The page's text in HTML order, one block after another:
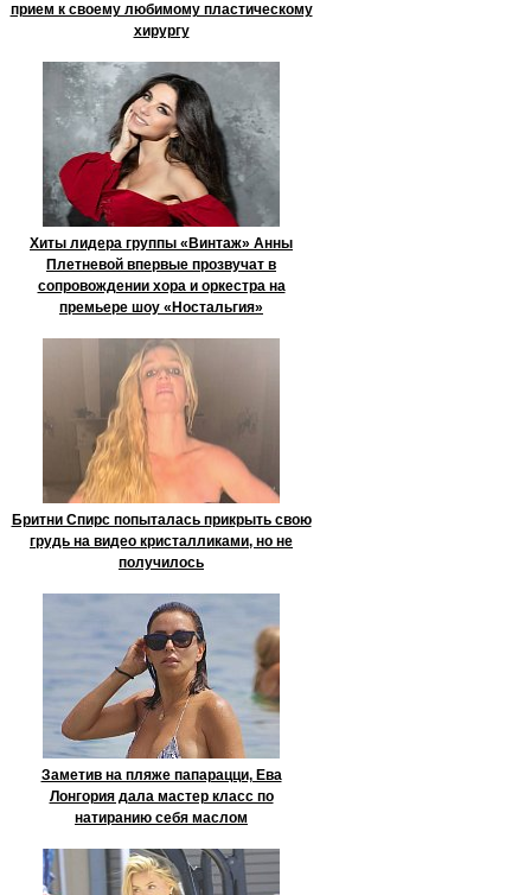
прием к своему любимому пластическому
хирургу
Хиты лидера группы «Винтаж» Анны
Плетневой впервые прозвучат в
сопровождении хора и оркестра на
премьере шоу «Ностальгия»
Бритни Спирс попыталась прикрыть свою
грудь на видео кристалликами, но не
получилось
Заметив на пляже папарацци, Ева
Лонгория дала мастер класс по
натиранию себя маслом